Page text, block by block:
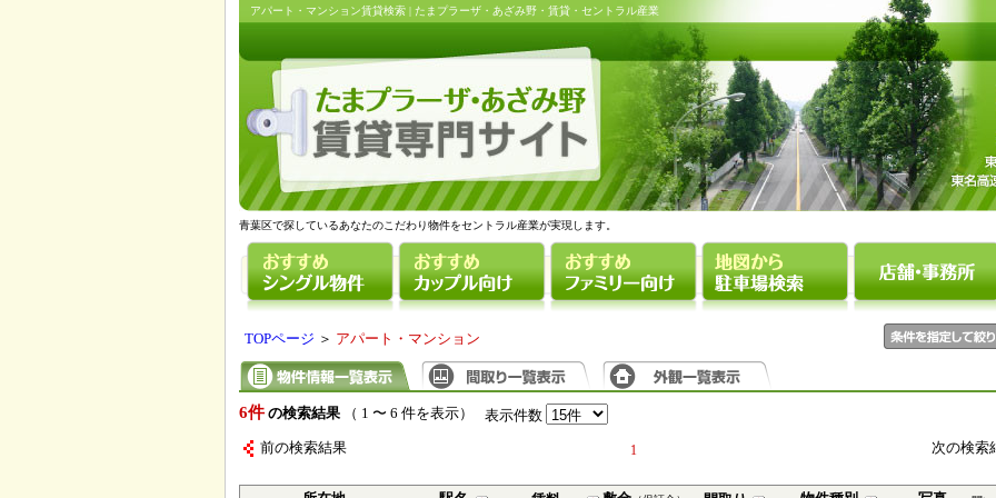
アパート・マンション賃貸検索 | たまプラーザ・あざみ野・賃貸・セントラル産業
青葉区で探しているあなたのこだわり物件をセントラル産業が実現します。
TOPページ ＞ アパート・マンション
6件 の検索結果（ 1 〜 6 件を表示） 表示件数
前の検索結果 1 次の検